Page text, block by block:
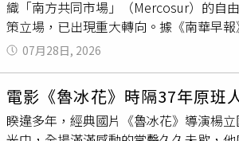
Sandy拍肩鼓勵：「加油，妳主持得很
些冷漠。對此Sandy連忙解釋，當時自
過來，直到典禮結束後回味起「S姐拍肩
「真的非常有種」，因為換作是自己絕
作人B2的電話，小S不忘調侃：「所以
言當時沒想太多，只覺得是去幫忙就答
時間啦！」小S聽完哈哈大笑：「妳真
織「南方共同市場」（Mercosur）的自
策立場，已出現重大轉向。據《南華早
致認為應加快推動中國－南方共同市場
國家發展計畫，並再次確認將擴大在戰
易。雙方也宣布達成短期停留免簽證協
Trump）對部分巴西輸美商品課徵的
夥伴加徵12.5%關稅，理由是這些國家
07月28日, 2026
電影《魯冰花》時隔37年原班
睽違多年，經典國片《魯冰花》導演楊